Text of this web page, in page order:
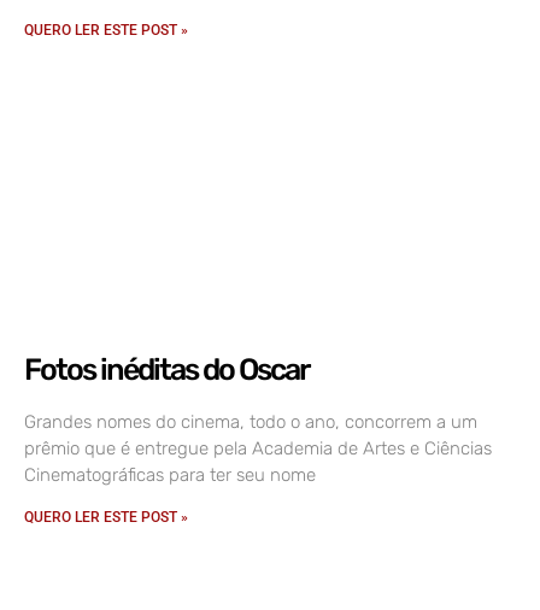
QUERO LER ESTE POST »
Fotos inéditas do Oscar
Grandes nomes do cinema, todo o ano, concorrem a um
prêmio que é entregue pela Academia de Artes e Ciências
Cinematográficas para ter seu nome
QUERO LER ESTE POST »